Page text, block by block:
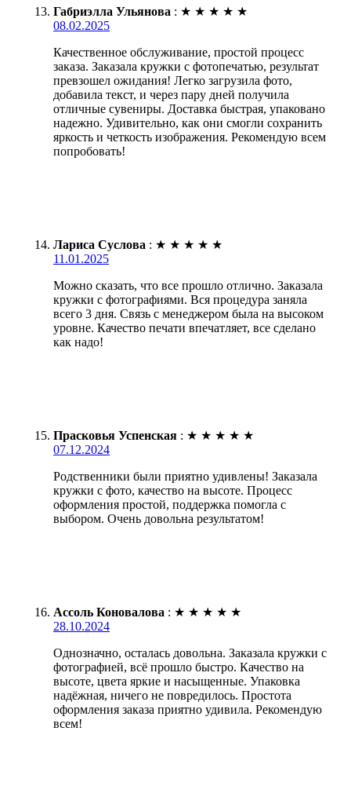
Габриэлла Ульянова : ★ ★ ★ ★ ★
08.02.2025
Качественное обслуживание, простой процесс
заказа. Заказала кружки с фотопечатью, результат
превзошел ожидания! Легко загрузила фото,
добавила текст, и через пару дней получила
отличные сувениры. Доставка быстрая, упаковано
надежно. Удивительно, как они смогли сохранить
яркость и четкость изображения. Рекомендую всем
попробовать!
Лариса Суслова : ★ ★ ★ ★ ★
11.01.2025
Можно сказать, что все прошло отлично. Заказала
кружки с фотографиями. Вся процедура заняла
всего 3 дня. Связь с менеджером была на высоком
уровне. Качество печати впечатляет, все сделано
как надо!
Прасковья Успенская : ★ ★ ★ ★ ★
07.12.2024
Родственники были приятно удивлены! Заказала
кружки с фото, качество на высоте. Процесс
оформления простой, поддержка помогла с
выбором. Очень довольна результатом!
Ассоль Коновалова : ★ ★ ★ ★ ★
28.10.2024
Однозначно, осталась довольна. Заказала кружки с
фотографией, всё прошло быстро. Качество на
высоте, цвета яркие и насыщенные. Упаковка
надёжная, ничего не повредилось. Простота
оформления заказа приятно удивила. Рекомендую
всем!